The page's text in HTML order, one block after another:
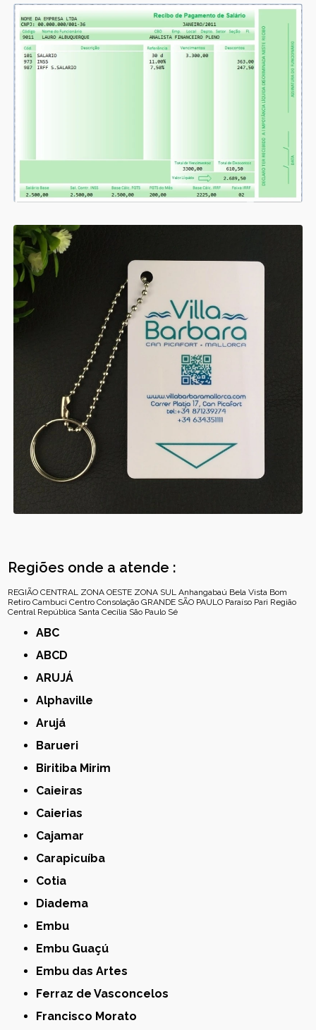
Regiões onde a atende :
REGIÃO CENTRAL ZONA OESTE ZONA SUL Anhangabaú Bela Vista Bom
Retiro Cambuci Centro Consolação GRANDE SÃO PAULO Paraíso Pari Região
Central República Santa Cecília São Paulo Sé
ABC
ABCD
ARUJÁ
Alphaville
Arujá
Barueri
Biritiba Mirim
Caieiras
Caierias
Cajamar
Carapicuíba
Cotia
Diadema
Embu
Embu Guaçú
Embu das Artes
Ferraz de Vasconcelos
Francisco Morato